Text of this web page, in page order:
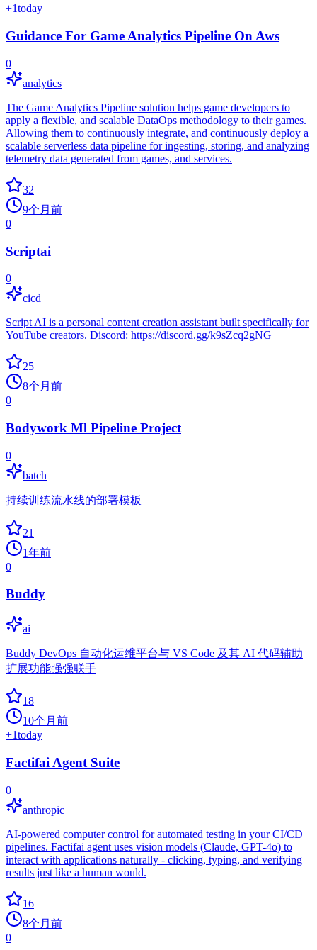
+1today
Guidance For Game Analytics Pipeline On Aws
0
analytics
The Game Analytics Pipeline solution helps game developers to
apply a flexible, and scalable DataOps methodology to their games.
Allowing them to continuously integrate, and continuously deploy a
scalable serverless data pipeline for ingesting, storing, and analyzing
telemetry data generated from games, and services.
32
9个月前
0
Scriptai
0
cicd
Script AI is a personal content creation assistant built specifically for
YouTube creators. Discord: https://discord.gg/k9sZcq2gNG
25
8个月前
0
Bodywork Ml Pipeline Project
0
batch
持续训练流水线的部署模板
21
1年前
0
Buddy
ai
Buddy DevOps 自动化运维平台与 VS Code 及其 AI 代码辅助
扩展功能强强联手
18
10个月前
+1today
Factifai Agent Suite
0
anthropic
AI-powered computer control for automated testing in your CI/CD
pipelines. Factifai agent uses vision models (Claude, GPT-4o) to
interact with applications naturally - clicking, typing, and verifying
results just like a human would.
16
8个月前
0